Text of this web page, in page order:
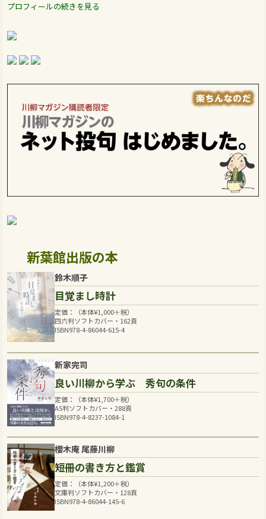
プロフィールの続きを見る
新葉館出版の本
鈴木順子
目覚まし時計
定価：（本体¥1,000＋税）
四六判ソフトカバー・162頁
ISBN978-4-86044-615-4
新家完司
良い川柳から学ぶ 秀句の条件
定価：（本体¥1,700＋税）
A5判ソフトカバー・288頁
ISBN978-4-8237-1084-1
櫻木庵 尾藤川柳
短冊の書き方と鑑賞
定価：（本体¥1,200＋税）
文庫判ソフトカバー・128頁
ISBN978-4-86044-145-6